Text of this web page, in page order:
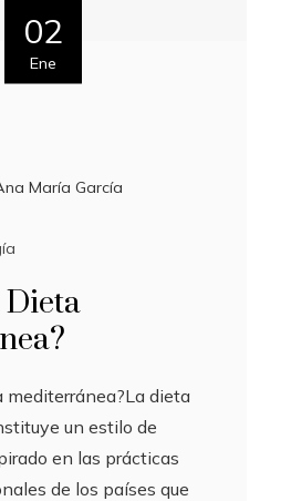
02
Ene
María García
Dieta
mediterránea?La dieta
un estilo de
en las prácticas
de los países que